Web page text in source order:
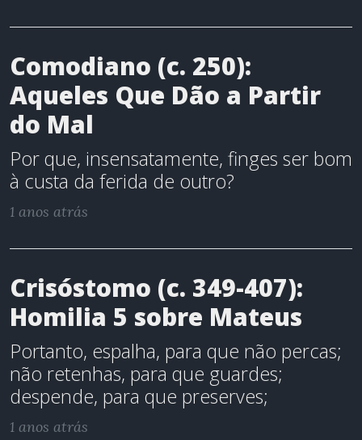
Comodiano (c. 250):
Aqueles Que Dão a Partir
do Mal
Por que, insensatamente, finges ser bom
à custa da ferida de outro?
1 anos atrás
Crisóstomo (c. 349-407):
Homilia 5 sobre Mateus
Portanto, espalha, para que não percas;
não retenhas, para que guardes;
despende, para que preserves;
1 anos atrás